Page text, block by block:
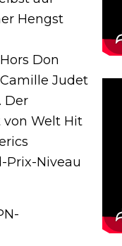
Hengst
Don
Judet
Der
Welt Hit
Prix-Niveau